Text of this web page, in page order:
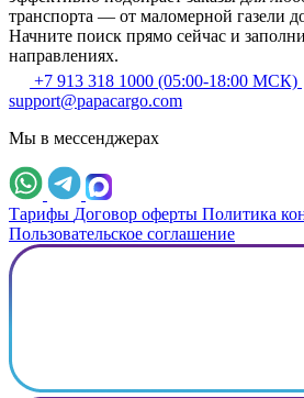
транспорта — от маломерной газели
Начните поиск прямо сейчас и
направлениях.
+7 913 318 1000 (05:00-18:00 МСК)
support@papacargo.com
Мы в мессенджерах
Тарифы Договор оферты Политика
Пользовательское соглашение